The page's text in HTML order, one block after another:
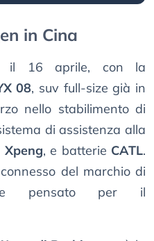
in Cina
il 16 aprile, con la
08, suv full-size già in
nello stabilimento di
di assistenza alla
Xpeng, e batterie CATL.
del marchio di
pensato per il